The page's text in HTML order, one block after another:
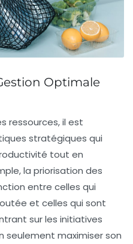
Optimale
ressources, il est
stratégiques qui
tout en
la priorisation des
entre celles qui
et celles qui sont
sur les initiatives
seulement maximiser son